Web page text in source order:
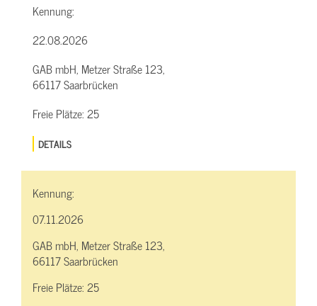
Kennung:
22.08.2026
GAB mbH, Metzer Straße 123,
66117 Saarbrücken
Freie Plätze:25
DETAILS
Kennung:
07.11.2026
GAB mbH, Metzer Straße 123,
66117 Saarbrücken
Freie Plätze:25